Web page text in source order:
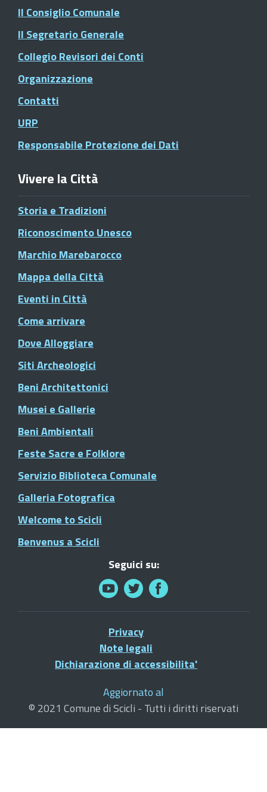
Il Consiglio Comunale
Il Segretario Generale
Collegio Revisori dei Conti
Organizzazione
Contatti
URP
Responsabile Protezione dei Dati
Vivere la Città
Storia e Tradizioni
Riconoscimento Unesco
Marchio Marebarocco
Mappa della Città
Eventi in Città
Come arrivare
Dove Alloggiare
Siti Archeologici
Beni Architettonici
Musei e Gallerie
Beni Ambientali
Feste Sacre e Folklore
Servizio Biblioteca Comunale
Galleria Fotografica
Welcome to Scicli
Benvenus a Scicli
Seguici su:
Privacy
Note legali
Dichiarazione di accessibilita'
Aggiornato al
© 2021 Comune di Scicli - Tutti i diritti riservati